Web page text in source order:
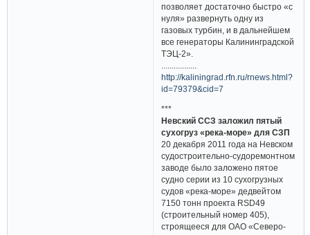
позволяет достаточно быстро «с
нуля» развернуть одну из
газовых турбин, и в дальнейшем
все генераторы Калининградской
ТЭЦ-2».
http://kaliningrad.rfn.ru/rnews.html?
id=79379&cid=7
***
Невский ССЗ заложил пятый
сухогруз «река-море» для СЗП
20 декабря 2011 года на Невском
судостроительно-судоремонтном
заводе было заложено пятое
судно серии из 10 сухогрузных
судов «река-море» дедвейтом
7150 тонн проекта RSD49
(строительный номер 405),
строящееся для ОАО «Северо-